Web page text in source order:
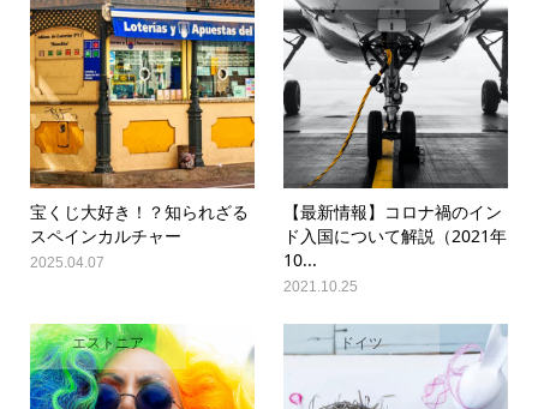
宝くじ大好き！？知られざる
スペインカルチャー
2025.04.07
【最新情報】コロナ禍のイン
ド入国について解説（2021年
10...
2021.10.25
エストニア ドイツ